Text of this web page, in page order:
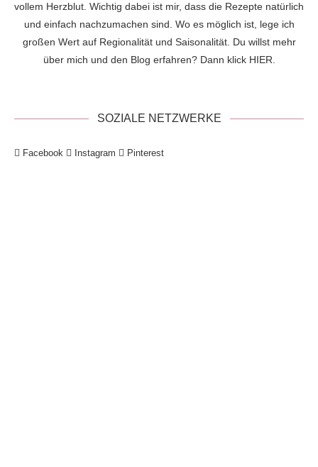
vollem Herzblut. Wichtig dabei ist mir, dass die Rezepte natürlich
und einfach nachzumachen sind. Wo es möglich ist, lege ich
großen Wert auf Regionalität und Saisonalität. Du willst mehr
über mich und den Blog erfahren? Dann klick HIER
SOZIALE NETZWERKE
Facebook Instagram Pinterest